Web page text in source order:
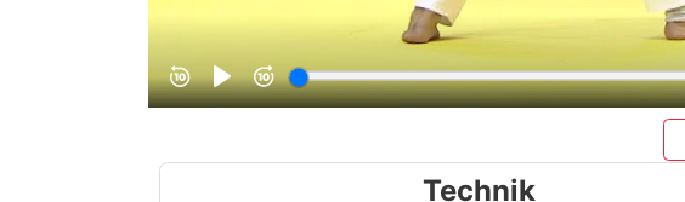
Technik